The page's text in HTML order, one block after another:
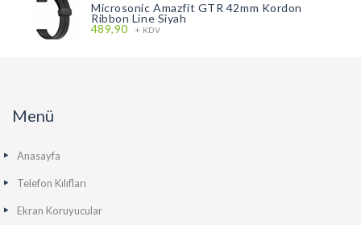
Microsonic Amazfit GTR 42mm Kordon
Ribbon Line Siyah
489,90 + KDV
Menü
Anasayfa
Telefon Kılıfları
Ekran Koruyucular